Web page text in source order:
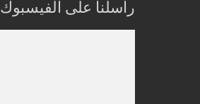
راسلنا على الفيسبوك